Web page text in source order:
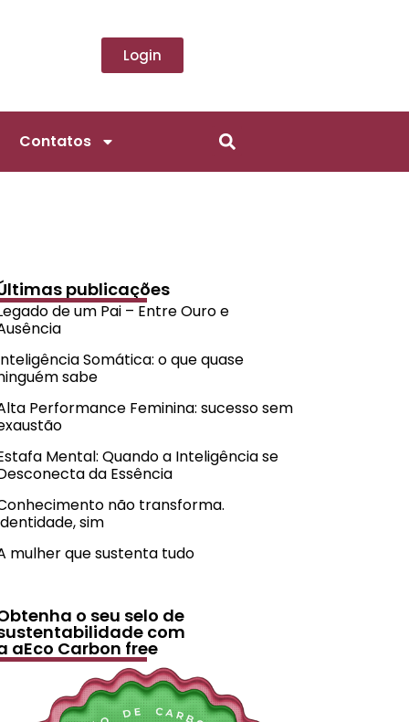
Login
Contatos
publicações
de um Pai – Entre Ouro e
Somática: o que quase
sabe
Performance Feminina: sucesso sem
Mental: Quando a Inteligência se
da Essência
não transforma.
sim
mulher que sustenta tudo
o seu selo de
com
aEco Carbon free